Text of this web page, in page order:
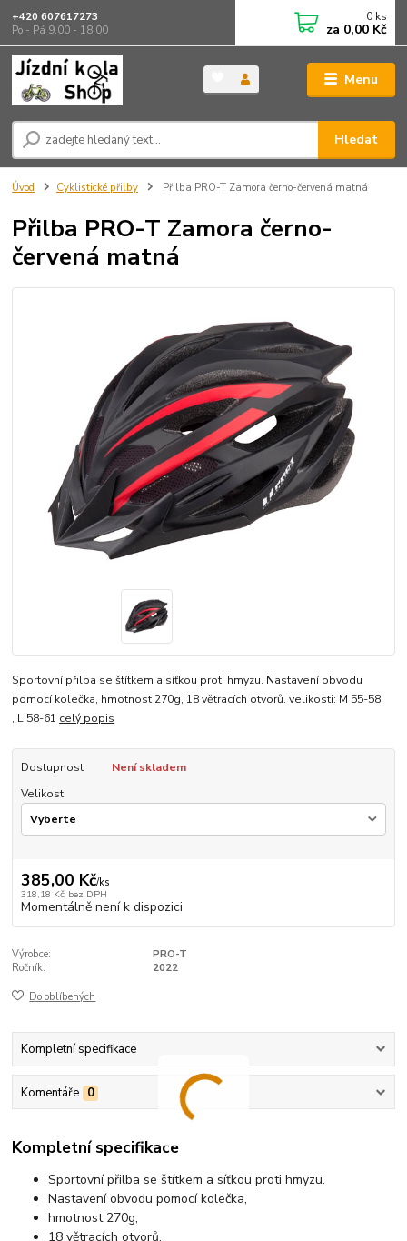
Menu
Hledat
+420 607617273
Po - Pá 9.00 - 18.00
0 ks
za 0,00 Kč
Úvod Cyklistické přilby Přilba PRO-T Zamora černo-červená matná
Přilba PRO-T Zamora černo-
červená matná
Sportovní přilba se štítkem a síťkou proti hmyzu. Nastavení obvodu
pomocí kolečka, hmotnost 270g, 18 větracích otvorů. velikosti: M 55-58
, L 58-61 celý popis
Dostupnost
Není skladem
Velikost
385,00 Kč/ks
318,18 Kč bez DPH
Momentálně není k dispozici
Výrobce:
PRO-T
Ročník:
2022
Do oblíbených
Kompletní specifikace
Komentáře 0
Kompletní specifikace
Sportovní přilba se štítkem a síťkou proti hmyzu.
Nastavení obvodu pomocí kolečka,
hmotnost 270g,
18 větracích otvorů.